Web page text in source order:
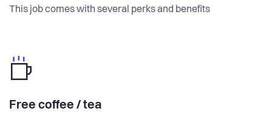
This job comes with several perks and benefits
Free coffee / tea